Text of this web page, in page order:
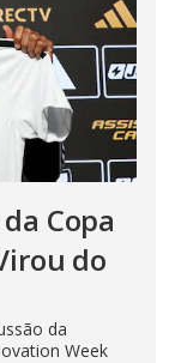
Copa
do
da
Week